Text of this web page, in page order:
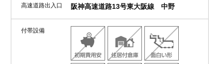
高速道路出入口 阪神高速道路13号東大阪線 中野
付帯設備